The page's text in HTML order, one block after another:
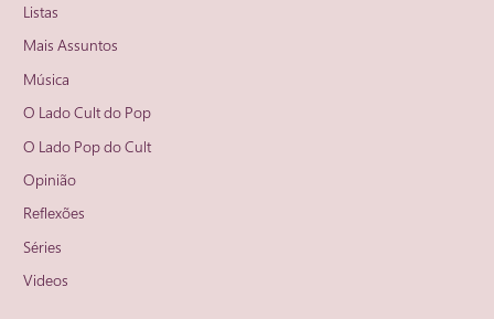
Listas
Mais Assuntos
Música
O Lado Cult do Pop
O Lado Pop do Cult
Opinião
Reflexões
Séries
Videos